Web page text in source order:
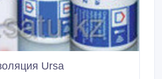
Ursa